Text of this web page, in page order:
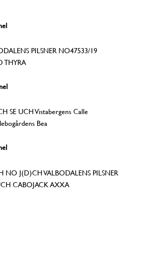
PILSNER NO47533/19
THYRA
SE UCH Vistabergens Calle
Bea
NO J(D)CH VALBODALENS PILSNER
CABOJACK AXXA